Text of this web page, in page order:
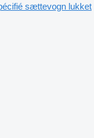
sættevogn lukket